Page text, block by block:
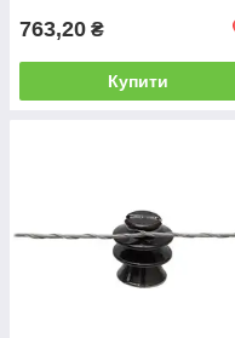
763,20 ₴
Купити